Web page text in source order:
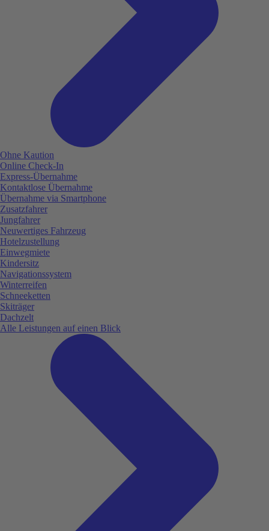
Ohne Kaution
Online Check-In
Express-Übernahme
Kontaktlose Übernahme
Übernahme via Smartphone
Zusatzfahrer
Jungfahrer
Neuwertiges Fahrzeug
Hotelzustellung
Einwegmiete
Kindersitz
Navigationssystem
Winterreifen
Schneeketten
Skiträger
Dachzelt
Alle Leistungen auf einen Blick